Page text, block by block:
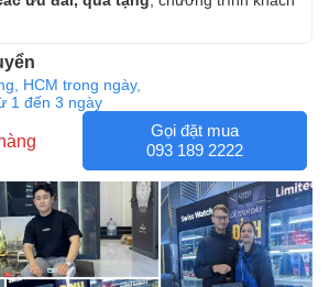
HCM trong ngày,
1 đến 3 ngày
Gọi đặt mua
093 189 2222